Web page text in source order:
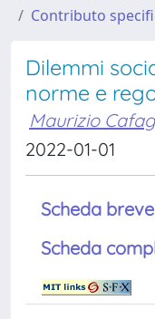
Contributo
Dilemmi
norme e
Maurizio
2022-01-01
Scheda breve
Scheda